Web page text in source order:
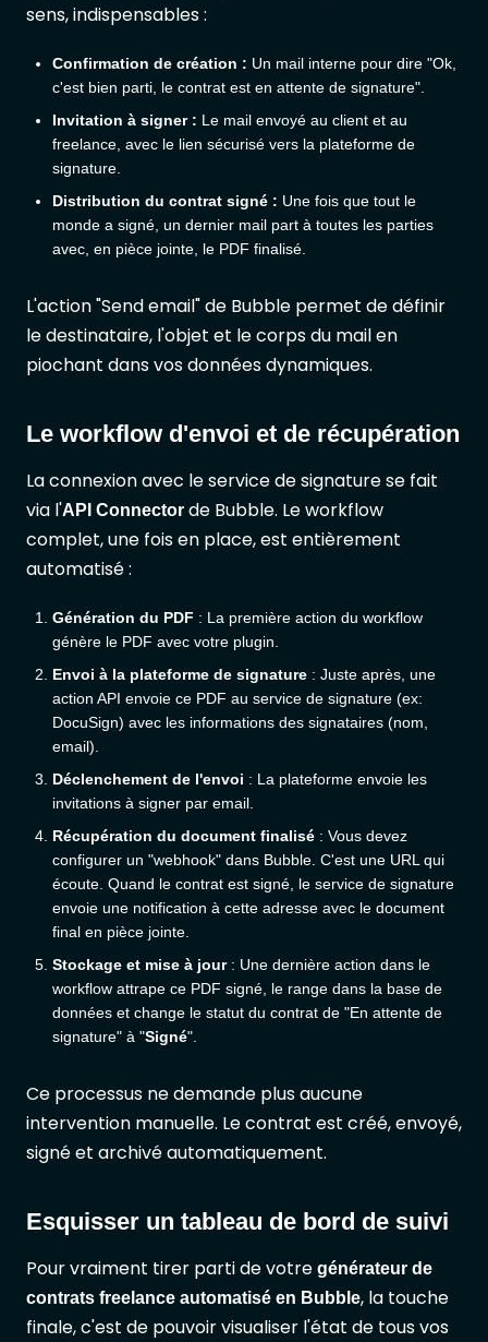
sens, indispensables :
Confirmation de création : Un mail interne pour dire "Ok,
c'est bien parti, le contrat est en attente de signature".
Invitation à signer : Le mail envoyé au client et au
freelance, avec le lien sécurisé vers la plateforme de
signature.
Distribution du contrat signé : Une fois que tout le
monde a signé, un dernier mail part à toutes les parties
avec, en pièce jointe, le PDF finalisé.
L'action "Send email" de Bubble permet de définir
le destinataire, l'objet et le corps du mail en
piochant dans vos données dynamiques.
Le workflow d'envoi et de récupération
La connexion avec le service de signature se fait
via l'API Connector de Bubble. Le workflow
complet, une fois en place, est entièrement
automatisé :
Génération du PDF : La première action du workflow
génère le PDF avec votre plugin.
Envoi à la plateforme de signature : Juste après, une
action API envoie ce PDF au service de signature (ex:
DocuSign) avec les informations des signataires (nom,
email).
Déclenchement de l'envoi : La plateforme envoie les
invitations à signer par email.
Récupération du document finalisé : Vous devez
configurer un "webhook" dans Bubble. C'est une URL qui
écoute. Quand le contrat est signé, le service de signature
envoie une notification à cette adresse avec le document
final en pièce jointe.
Stockage et mise à jour: Une dernière action dans le
workflow attrape ce PDF signé, le range dans la base de
données et change le statut du contrat de "En attente de
signature" à "Signé".
Ce processus ne demande plus aucune
intervention manuelle. Le contrat est créé, envoyé,
signé et archivé automatiquement.
Esquisser un tableau de bord de suivi
Pour vraiment tirer parti de votre générateur de
contrats freelance automatisé en Bubble, la touche
finale, c'est de pouvoir visualiser l'état de tous vos